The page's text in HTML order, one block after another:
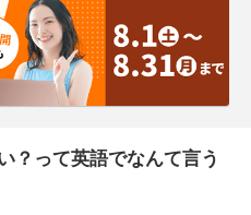
？って英語でなんて言う